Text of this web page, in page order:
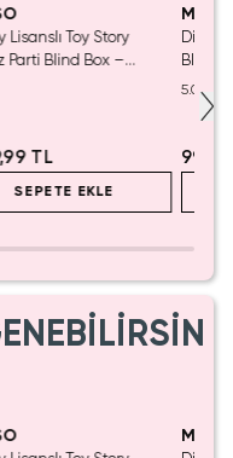
Lisanslı Toy Story
Parti Blind Box –
TL
SEPETE EKLE
Disney
Blind
5.0